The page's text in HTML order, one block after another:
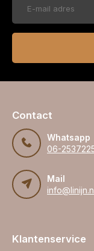
Contact
Whatsapp
06-
Mail
Klantenservice